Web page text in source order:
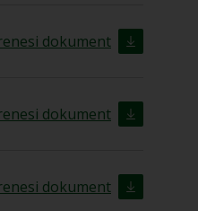
dokument
dokument
dokument